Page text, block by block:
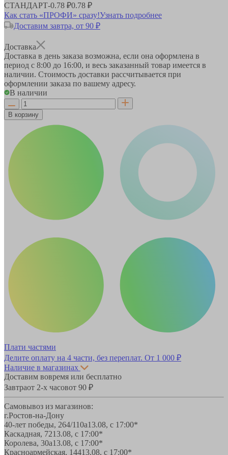
СТАНДАРТ-0.78 ₽0.78 ₽
Как стать «ПРОФИ» сразу!Узнать подробнее
Доставим завтра, от 90 ₽
Доставка
Доставка в день заказа возможна, если она оформлена в
период с 8:00 до 16:00, и весь заказанный товар имеется в
наличии. Стоимость доставки рассчитывается при
оформлении заказа по вашему адресу.
В наличии
В корзину
Плати частями
Делите оплату на 4 части, без переплат. От 1 000 ₽
Наличие в магазинах
Доставим вовремя или бесплатно
Завтраот 2-х часовот 90 ₽
Самовывоз из магазинов:
г.Ростов-на-Дону
40-лет победы, 264/110а13.08, с 17:00*
Каскадная, 7213.08, с 17:00*
Королева, 30а13.08, с 17:00*
Красноармейская, 14413.08, с 17:00*